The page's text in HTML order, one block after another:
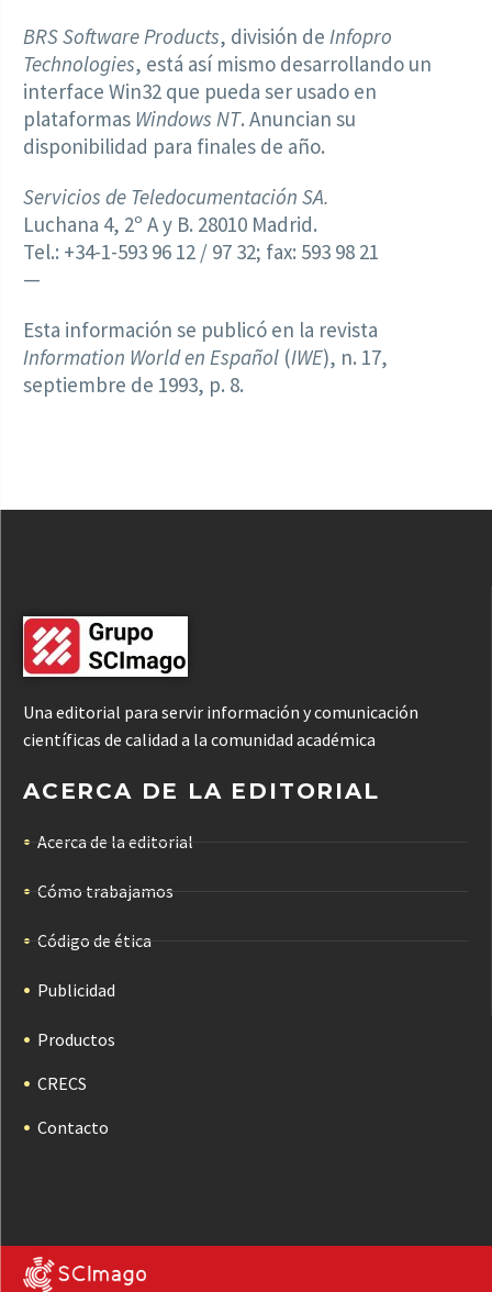
BRS Software Products, división de Infopro
Technologies, está así mismo desarrollando un
interface Win32 que pueda ser usado en
plataformas Windows NT. Anuncian su
disponibilidad para finales de año.
Servicios de Teledocumentación SA.
Luchana 4, 2º A y B. 28010 Madrid.
Tel.: +34-1-593 96 12 / 97 32; fax: 593 98 21
—
Esta información se publicó en la revista
Information World en Español (IWE), n. 17,
septiembre de 1993, p. 8.
Una editorial para servir información y comunicación
científicas de calidad a la comunidad académica
ACERCA DE LA EDITORIAL
Acerca de la editorial
Cómo trabajamos
Código de ética
Publicidad
Productos
CRECS
Contacto